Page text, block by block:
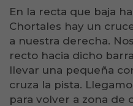
En la recta que baja
Chortales hay un
a nuestra derecha.
recto hacia dicho
llevar una pequeña
cruza la pista.
para volver a zona de